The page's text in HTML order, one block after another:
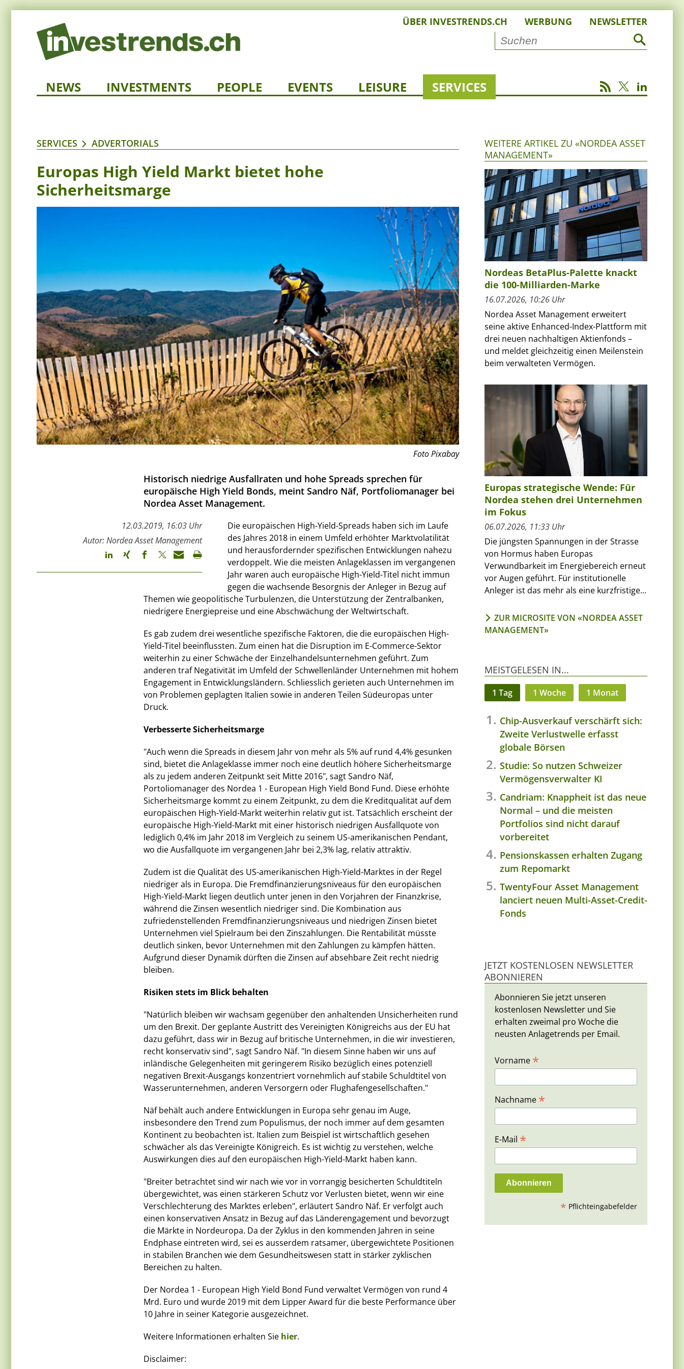
ÜBER INVESTRENDS.CH WERBUNG NEWSLETTER
NEWS INVESTMENTS PEOPLE EVENTS LEISURE SERVICES
SERVICES ADVERTORIALS
Europas High Yield Markt bietet hohe
Sicherheitsmarge
Foto Pixabay
Historisch niedrige Ausfallraten und hohe Spreads sprechen für
europäische High Yield Bonds, meint Sandro Näf, Portfoliomanager bei
Nordea Asset Management.
12.03.2019, 16:03 Uhr
Autor: Nordea Asset Management
Die europäischen High-Yield-Spreads haben sich im Laufe
des Jahres 2018 in einem Umfeld erhöhter Marktvolatilität
und herausfordernder spezifischen Entwicklungen nahezu
verdoppelt. Wie die meisten Anlageklassen im vergangenen
Jahr waren auch europäische High-Yield-Titel nicht immun
gegen die wachsende Besorgnis der Anleger in Bezug auf
Themen wie geopolitische Turbulenzen, die Unterstützung der Zentralbanken,
niedrigere Energiepreise und eine Abschwächung der Weltwirtschaft.
Es gab zudem drei wesentliche spezifische Faktoren, die die europäischen High-
Yield-Titel beeinflussten. Zum einen hat die Disruption im E-Commerce-Sektor
weiterhin zu einer Schwäche der Einzelhandelsunternehmen geführt. Zum
anderen traf Negativität im Umfeld der Schwellenländer Unternehmen mit hohem
Engagement in Entwicklungsländern. Schliesslich gerieten auch Unternehmen im
von Problemen geplagten Italien sowie in anderen Teilen Südeuropas unter
Druck.
Verbesserte Sicherheitsmarge
"Auch wenn die Spreads in diesem Jahr von mehr als 5% auf rund 4,4% gesunken
sind, bietet die Anlageklasse immer noch eine deutlich höhere Sicherheitsmarge
als zu jedem anderen Zeitpunkt seit Mitte 2016", sagt Sandro Näf,
Portoliomanager des Nordea 1 - European High Yield Bond Fund. Diese erhöhte
Sicherheitsmarge kommt zu einem Zeitpunkt, zu dem die Kreditqualität auf dem
europäischen High-Yield-Markt weiterhin relativ gut ist. Tatsächlich erscheint der
europäische High-Yield-Markt mit einer historisch niedrigen Ausfallquote von
lediglich 0,4% im Jahr 2018 im Vergleich zu seinem US-amerikanischen Pendant,
wo die Ausfallquote im vergangenen Jahr bei 2,3% lag, relativ attraktiv.
Zudem ist die Qualität des US-amerikanischen High-Yield-Marktes in der Regel
niedriger als in Europa. Die Fremdfinanzierungsniveaus für den europäischen
High-Yield-Markt liegen deutlich unter jenen in den Vorjahren der Finanzkrise,
während die Zinsen wesentlich niedriger sind. Die Kombination aus
zufriedenstellenden Fremdfinanzierungsniveaus und niedrigen Zinsen bietet
Unternehmen viel Spielraum bei den Zinszahlungen. Die Rentabilität müsste
deutlich sinken, bevor Unternehmen mit den Zahlungen zu kämpfen hätten.
Aufgrund dieser Dynamik dürften die Zinsen auf absehbare Zeit recht niedrig
bleiben.
Risiken stets im Blick behalten
"Natürlich bleiben wir wachsam gegenüber den anhaltenden Unsicherheiten rund
um den Brexit. Der geplante Austritt des Vereinigten Königreichs aus der EU hat
dazu geführt, dass wir in Bezug auf britische Unternehmen, in die wir investieren,
recht konservativ sind", sagt Sandro Näf. "In diesem Sinne haben wir uns auf
inländische Gelegenheiten mit geringerem Risiko bezüglich eines potenziell
negativen Brexit-Ausgangs konzentriert vornehmlich auf stabile Schuldtitel von
Wasserunternehmen, anderen Versorgern oder Flughafengesellschaften."
Näf behält auch andere Entwicklungen in Europa sehr genau im Auge,
insbesondere den Trend zum Populismus, der noch immer auf dem gesamten
Kontinent zu beobachten ist. Italien zum Beispiel ist wirtschaftlich gesehen
schwächer als das Vereinigte Königreich. Es ist wichtig zu verstehen, welche
Auswirkungen dies auf den europäischen High-Yield-Markt haben kann.
"Breiter betrachtet sind wir nach wie vor in vorrangig besicherten Schuldtiteln
übergewichtet, was einen stärkeren Schutz vor Verlusten bietet, wenn wir eine
Verschlechterung des Marktes erleben", erläutert Sandro Näf. Er verfolgt auch
einen konservativen Ansatz in Bezug auf das Länderengagement und bevorzugt
die Märkte in Nordeuropa. Da der Zyklus in den kommenden Jahren in seine
Endphase eintreten wird, sei es ausserdem ratsamer, übergewichtete Positionen
in stabilen Branchen wie dem Gesundheitswesen statt in stärker zyklischen
Bereichen zu halten.
Der Nordea 1 - European High Yield Bond Fund verwaltet Vermögen von rund 4
Mrd. Euro und wurde 2019 mit dem Lipper Award für die beste Performance über
10 Jahre in seiner Kategorie ausgezeichnet.
Weitere Informationen erhalten Sie hier.
Disclaimer:
WEITERE ARTIKEL ZU «NORDEA ASSET
MANAGEMENT»
Nordeas BetaPlus-Palette knackt
die 100-Milliarden-Marke
16.07.2026, 10:26 Uhr
Nordea Asset Management erweitert
seine aktive Enhanced-Index-Plattform mit
drei neuen nachhaltigen Aktienfonds –
und meldet gleichzeitig einen Meilenstein
beim verwalteten Vermögen.
Europas strategische Wende: Für
Nordea stehen drei Unternehmen
im Fokus
06.07.2026, 11:33 Uhr
Die jüngsten Spannungen in der Strasse
von Hormus haben Europas
Verwundbarkeit im Energiebereich erneut
vor Augen geführt. Für institutionelle
Anleger ist das mehr als eine kurzfristige...
ZUR MICROSITE VON «NORDEA ASSET
MANAGEMENT»
MEISTGELESEN IN...
1 Tag 1 Woche 1 Monat
Chip-Ausverkauf verschärft sich:
Zweite Verlustwelle erfasst
globale Börsen
Studie: So nutzen Schweizer
Vermögensverwalter KI
Candriam: Knappheit ist das neue
Normal – und die meisten
Portfolios sind nicht darauf
vorbereitet
Pensionskassen erhalten Zugang
zum Repomarkt
TwentyFour Asset Management
lanciert neuen Multi-Asset-Credit-
Fonds
JETZT KOSTENLOSEN NEWSLETTER
ABONNIEREN
Abonnieren Sie jetzt unseren
kostenlosen Newsletter und Sie
erhalten zweimal pro Woche die
neusten Anlagetrends per Email.
Vorname *
Nachname *
E-Mail *
* Pflichteingabefelder